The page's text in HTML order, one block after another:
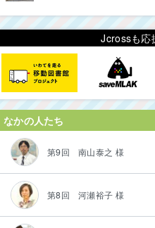
Jcrossも応
なかの人たち
第9回 南山泰之 様
第8回 河瀬裕子 様